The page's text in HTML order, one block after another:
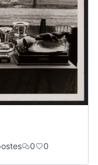
participant
0 0